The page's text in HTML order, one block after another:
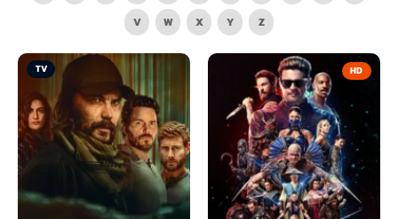
V
W X Y Z
TV HD